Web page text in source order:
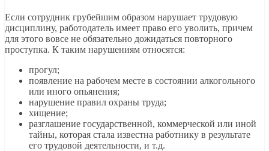
Если сотрудник грубейшим образом нарушает трудовую
дисциплину, работодатель имеет право его уволить, причем
для этого вовсе не обязательно дожидаться повторного
проступка. К таким нарушениям относятся:
прогул;
появление на рабочем месте в состоянии алкогольного
или иного опьянения;
нарушение правил охраны труда;
хищение;
разглашение государственной, коммерческой или иной
тайны, которая стала известна работнику в результате
его трудовой деятельности, и т.д.